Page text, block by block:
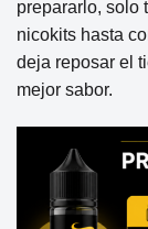
prepararlo, solo
nicokits hasta
deja reposar el
mejor sabor.